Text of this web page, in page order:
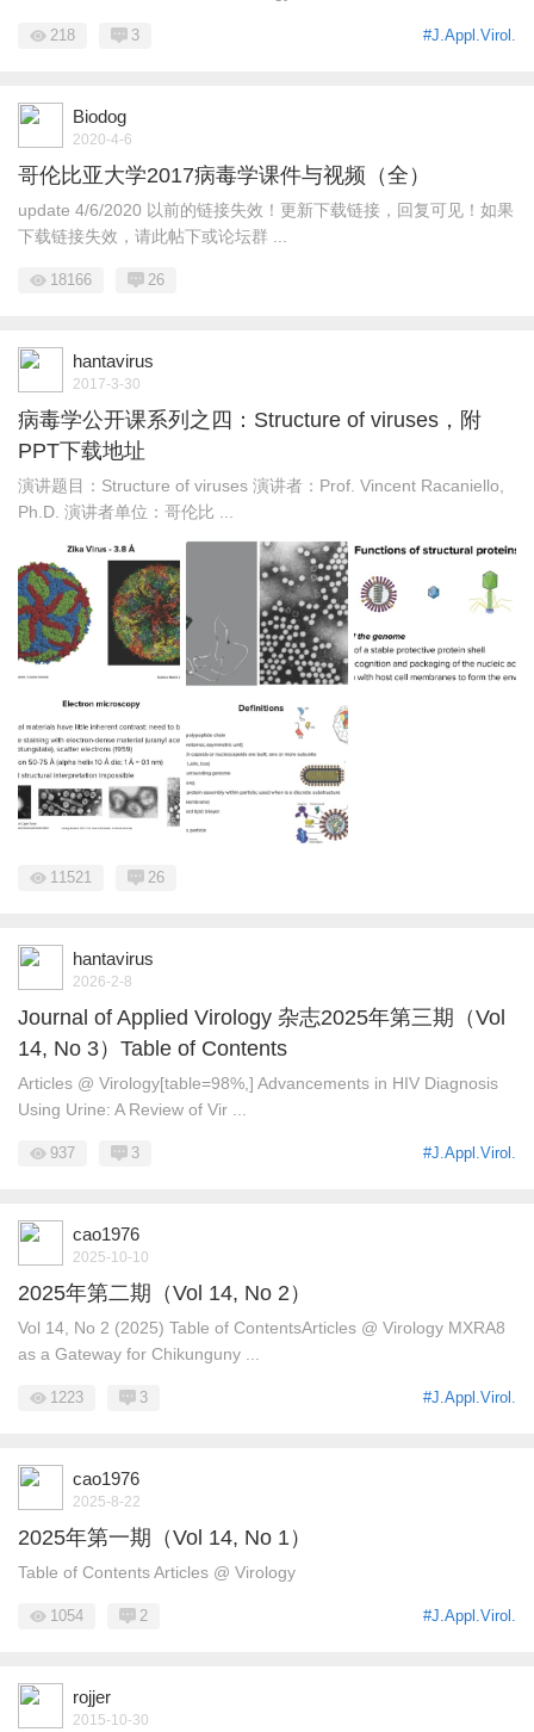
#J.Appl.Virol.
218 3
Biodog
2020-4-6
哥伦比亚大学2017病毒学课件与视频（全）
update 4/6/2020 以前的链接失效！更新下载链接，回复可见！如果
下载链接失效，请此帖下或论坛群 ...
18166 26
hantavirus
2017-3-30
病毒学公开课系列之四：Structure of viruses，附
PPT下载地址
演讲题目：Structure of viruses 演讲者：Prof. Vincent Racaniello,
Ph.D. 演讲者单位：哥伦比 ...
11521 26
hantavirus
2026-2-8
Journal of Applied Virology 杂志2025年第三期（Vol
14, No 3）Table of Contents
Articles @ Virology[table=98%,] Advancements in HIV Diagnosis
Using Urine: A Review of Vir ...
#J.Appl.Virol.
937 3
cao1976
2025-10-10
2025年第二期（Vol 14, No 2）
Vol 14, No 2 (2025) Table of ContentsArticles @ Virology MXRA8
as a Gateway for Chikunguny ...
#J.Appl.Virol.
1223 3
cao1976
2025-8-22
2025年第一期（Vol 14, No 1）
Table of Contents Articles @ Virology
#J.Appl.Virol.
1054 2
rojjer
2015-10-30